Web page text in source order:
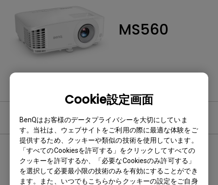
Cookie設定画面
BenQはお客様のデータプライバシーを大切にしていま
す。当社は、ウェブサイトをご利用の際に最適な体験をご
提供するため、クッキーや類似の技術を使用しています。
「すべてのCookiesを許可する」をクリックしてすべての
クッキーを許可するか、「必要なCookiesのみ許可する」
を選択して必要最小限の技術のみを有効にすることができ
ます。また、いつでもこちらからクッキーの設定をご自身
MS560
ソフトウェア
関連するソフトウェアとドライ